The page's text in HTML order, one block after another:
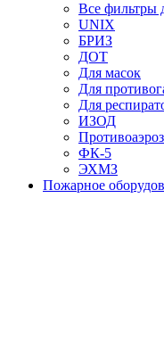
Все фильтры
UNIX
БРИЗ
ДОТ
Для масок
Для
Для
ИЗОД
ФК-5
ЭХМЗ
Пожарное